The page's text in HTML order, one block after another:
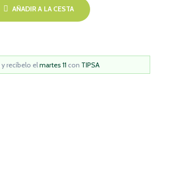
AÑADIR A LA CESTA
y recíbelo elmartes 11 con TIPSA